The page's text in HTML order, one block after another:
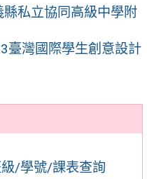
/學號/課表查詢
縣私立協同高級中學附
臺灣國際學生創意設計